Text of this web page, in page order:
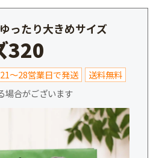
ったり大きめサイズ
320
21～28営業日で発送
送料無料
場合がございます